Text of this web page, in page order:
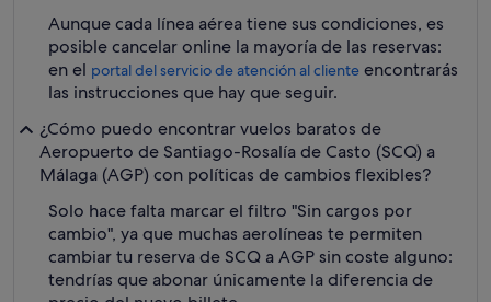
Aunque cada línea aérea tiene sus condiciones, es
posible cancelar online la mayoría de las reservas:
en el portal del servicio de atención al cliente encontrarás
las instrucciones que hay que seguir.
¿Cómo puedo encontrar vuelos baratos de
Aeropuerto de Santiago-Rosalía de Casto (SCQ) a
Málaga (AGP) con políticas de cambios flexibles?
Solo hace falta marcar el filtro "Sin cargos por
cambio", ya que muchas aerolíneas te permiten
cambiar tu reserva de SCQ a AGP sin coste alguno:
tendrías que abonar únicamente la diferencia de